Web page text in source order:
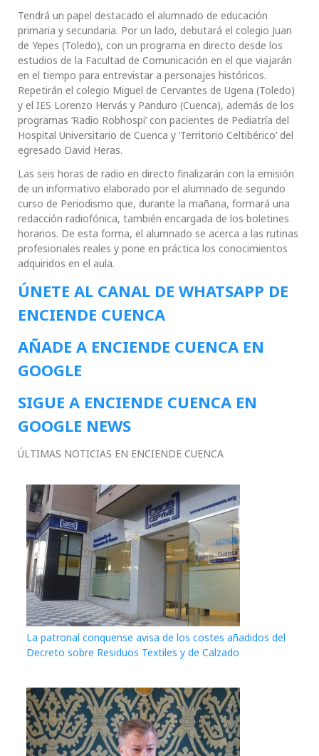
Tendrá un papel destacado el alumnado de educación
primaria y secundaria. Por un lado, debutará el colegio Juan
de Yepes (Toledo), con un programa en directo desde los
estudios de la Facultad de Comunicación en el que viajarán
en el tiempo para entrevistar a personajes históricos.
Repetirán el colegio Miguel de Cervantes de Ugena (Toledo)
y el IES Lorenzo Hervás y Panduro (Cuenca), además de los
programas ‘Radio Robhospi’ con pacientes de Pediatría del
Hospital Universitario de Cuenca y ‘Territorio Celtibérico’ del
egresado David Heras.
Las seis horas de radio en directo finalizarán con la emisión
de un informativo elaborado por el alumnado de segundo
curso de Periodismo que, durante la mañana, formará una
redacción radiofónica, también encargada de los boletines
horarios. De esta forma, el alumnado se acerca a las rutinas
profesionales reales y pone en práctica los conocimientos
adquiridos en el aula.
ÚNETE AL CANAL DE WHATSAPP DE
ENCIENDE CUENCA
AÑADE A ENCIENDE CUENCA EN
GOOGLE
SIGUE A ENCIENDE CUENCA EN
GOOGLE NEWS
ÚLTIMAS NOTICIAS EN ENCIENDE CUENCA
La patronal conquense avisa de los costes añadidos del
Decreto sobre Residuos Textiles y de Calzado